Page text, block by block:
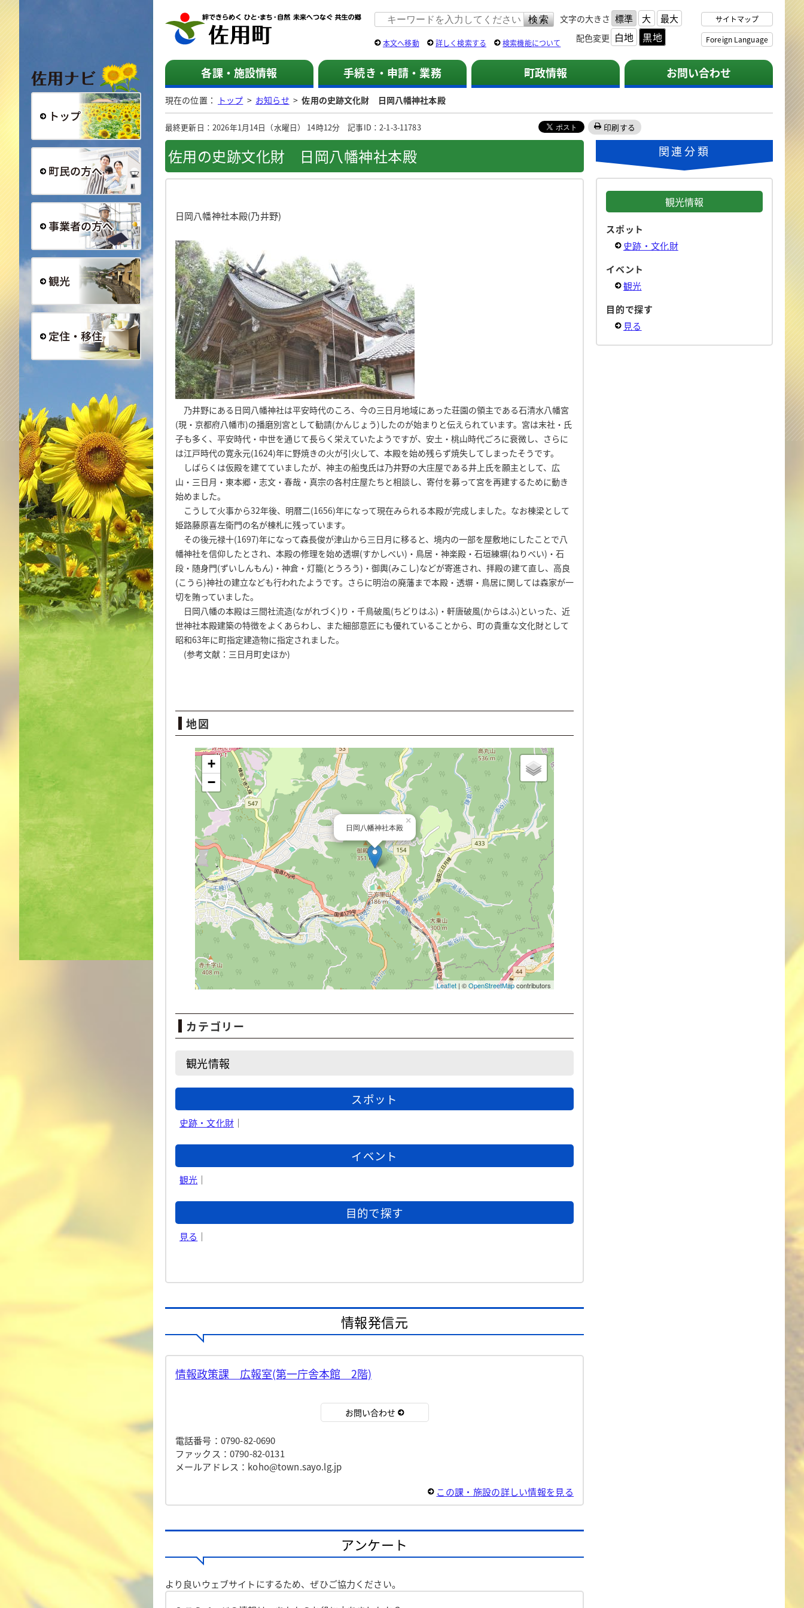
総合トップ
事業者の方へ
定住・移住
佐用町 公式ホームページ 文字の大きさ 標準 大 最大
配色変更 白地 黒地
サイトマップ
Foreign Language
本文へ移動 詳しく検索する 検索機能について
各課・施設情報 手続き・申請・業務 町政情報 お問い合わせ
現在の位置： トップ > お知らせ >佐用の史跡文化財 日岡八幡神社本殿
最終更新日：2026年1月14日（水曜日） 14時12分 記事ID：2-1-3-11783 印刷する
佐用の史跡文化財 日岡八幡神社本殿
日岡八幡神社本殿(乃井野)
乃井野にある日岡八幡神社は平安時代のころ、今の三日月地域にあった荘園の領主である石清水八幡宮
(現・京都府八幡市)の播磨別宮として勧請(かんじょう)したのが始まりと伝えられています。宮は末社・氏
子も多く、平安時代・中世を通じて長らく栄えていたようですが、安土・桃山時代ごろに衰微し、さらに
は江戸時代の寛永元(1624)年に野焼きの火が引火して、本殿を始め残らず焼失してしまったそうです。
しばらくは仮殿を建てていましたが、神主の船曳氏は乃井野の大庄屋である井上氏を願主として、広
山・三日月・東本郷・志文・春哉・真宗の各村庄屋たちと相談し、寄付を募って宮を再建するために動き
始めました。
こうして火事から32年後、明暦二(1656)年になって現在みられる本殿が完成しました。なお棟梁として
姫路藤原喜左衛門の名が棟札に残っています。
その後元禄十(1697)年になって森長俊が津山から三日月に移ると、境内の一部を屋敷地にしたことで八
幡神社を信仰したとされ、本殿の修理を始め透塀(すかしべい)・鳥居・神楽殿・石垣練塀(ねりべい)・石
段・随身門(ずいしんもん)・神倉・灯籠(とうろう)・御輿(みこし)などが寄進され、拝殿の建て直し、高良
(こうら)神社の建立なども行われたようです。さらに明治の廃藩まで本殿・透塀・鳥居に関しては森家が一
切を賄っていました。
日岡八幡の本殿は三間社流造(ながれづく)り・千鳥破風(ちどりはふ)・軒唐破風(からはふ)といった、近
世神社本殿建築の特徴をよくあらわし、また細部意匠にも優れていることから、町の貴重な文化財として
昭和63年に町指定建造物に指定されました。
(参考文献：三日月町史ほか)
地図
日岡八幡神社本殿
カテゴリー
観光情報
スポット
史跡・文化財｜
イベント
観光 ｜
目的で探す
見る ｜
情報発信元
情報政策課 広報室(第一庁舎本館 2階)
お問い合わせ
電話番号：0790-82-0690
ファックス：0790-82-0131
メールアドレス：koho@town.sayo.lg.jp
この課・施設の詳しい情報を見る
アンケート
より良いウェブサイトにするため、ぜひご協力ください。
関連分類
観光情報
スポット
史跡・文化財
イベント
観光
目的で探す
見る